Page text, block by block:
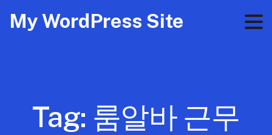
My WordPress Site
Tag: 룸알바 근무